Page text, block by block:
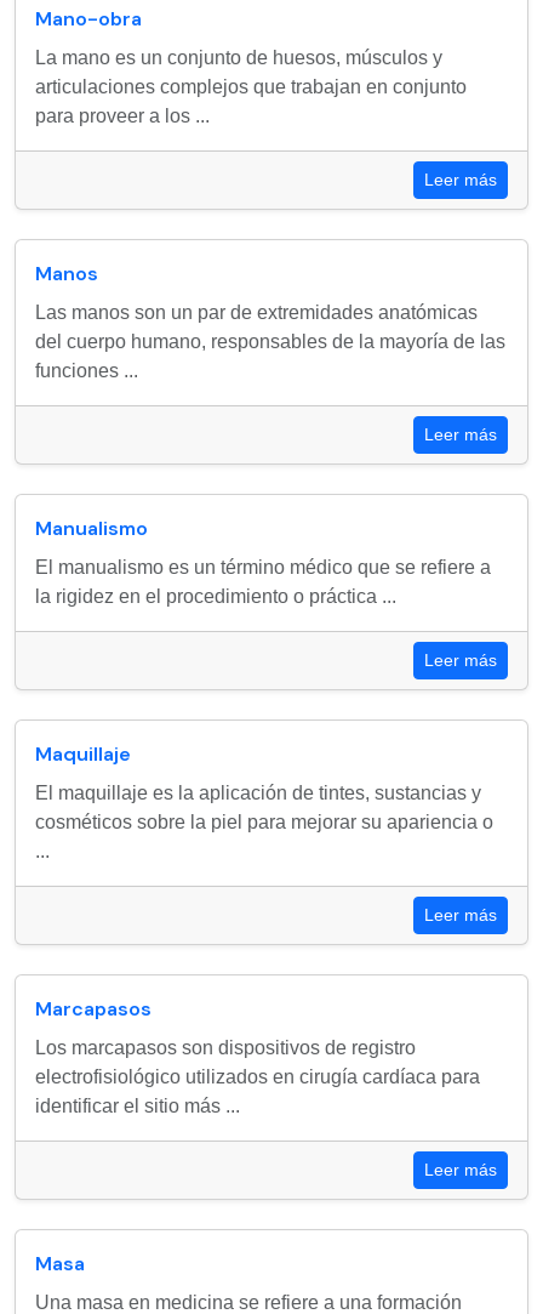
Mano-obra
La mano es un conjunto de huesos, músculos y
articulaciones complejos que trabajan en conjunto
para proveer a los ...
Leer más
Manos
Las manos son un par de extremidades anatómicas
del cuerpo humano, responsables de la mayoría de las
funciones ...
Leer más
Manualismo
El manualismo es un término médico que se refiere a
la rigidez en el procedimiento o práctica ...
Leer más
Maquillaje
El maquillaje es la aplicación de tintes, sustancias y
cosméticos sobre la piel para mejorar su apariencia o
...
Leer más
Marcapasos
Los marcapasos son dispositivos de registro
electrofisiológico utilizados en cirugía cardíaca para
identificar el sitio más ...
Leer más
Masa
Una masa en medicina se refiere a una formación